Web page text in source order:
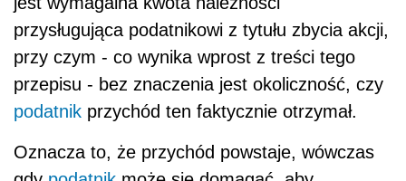
umowie.
Skarżący zawierając umowę miałprawo
oczekiwać, że druga strona spełni swoje
świadczenie w umówionych terminach, ale
po bezskutecznym upływie wskazanego w